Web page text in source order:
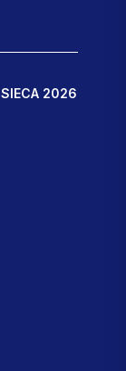
2026